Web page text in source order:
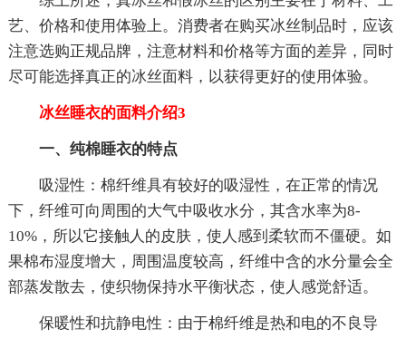
艺、价格和使用体验上。消费者在购买冰丝制品时，应该
注意选购正规品牌，注意材料和价格等方面的差异，同时
尽可能选择真正的冰丝面料，以获得更好的使用体验。
冰丝睡衣的面料介绍3
一、纯棉睡衣的特点
吸湿性：棉纤维具有较好的吸湿性，在正常的情况
下，纤维可向周围的大气中吸收水分，其含水率为8-
10%，所以它接触人的皮肤，使人感到柔软而不僵硬。如
果棉布湿度增大，周围温度较高，纤维中含的水分量会全
部蒸发散去，使织物保持水平衡状态，使人感觉舒适。
保暖性和抗静电性：由于棉纤维是热和电的不良导